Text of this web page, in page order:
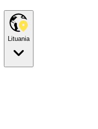
Lituania